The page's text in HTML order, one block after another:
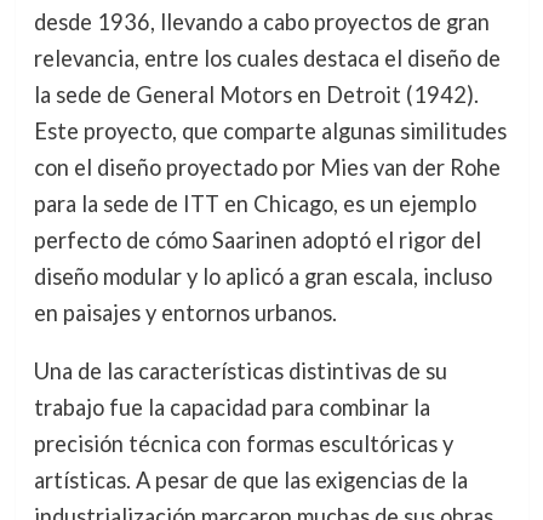
desde 1936, llevando a cabo proyectos de gran
relevancia, entre los cuales destaca el diseño de
la sede de General Motors en Detroit (1942).
Este proyecto, que comparte algunas similitudes
con el diseño proyectado por Mies van der Rohe
para la sede de ITT en Chicago, es un ejemplo
perfecto de cómo Saarinen adoptó el rigor del
diseño modular y lo aplicó a gran escala, incluso
en paisajes y entornos urbanos.
Una de las características distintivas de su
trabajo fue la capacidad para combinar la
precisión técnica con formas escultóricas y
artísticas. A pesar de que las exigencias de la